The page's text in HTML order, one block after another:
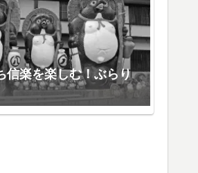
信楽を楽しむ！ぶらり